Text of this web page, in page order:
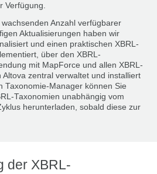
Verfügung.
Anzahl verfügbarer
Aktualisierungen haben wir
und einen praktischen XBRL-
über den XBRL-
mit MapForce und allen XBRL-
Altova zentral verwaltet und installiert
Taxonomie-Manager können Sie
Taxonomien unabhängig vom
herunterladen, sobald diese zur
der XBRL-